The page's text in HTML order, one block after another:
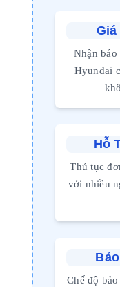
Nhận
Hyundai
Hỗ
Thủ tục
với nhiều
Chế độ